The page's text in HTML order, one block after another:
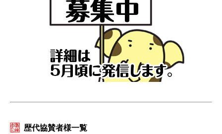
歴代協賛者様一覧